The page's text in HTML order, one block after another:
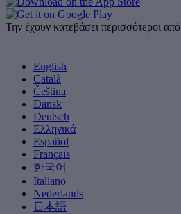
Την έχουν κατεβάσει περισσότεροι από
English
Català
Čeština
Dansk
Deutsch
Ελληνικά
Español
Français
한국어
Italiano
Nederlands
日本語